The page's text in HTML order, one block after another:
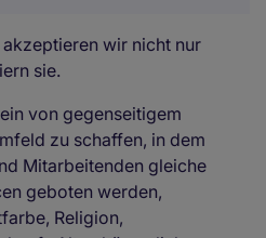
wir nicht nur
sie.
von gegenseitigem
zu schaffen, in dem
Mitarbeitenden gleiche
geboten werden,
Religion,